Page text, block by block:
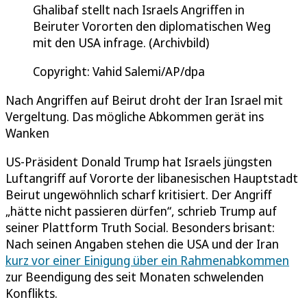
Ghalibaf stellt nach Israels Angriffen in
Beiruter Vororten den diplomatischen Weg
mit den USA infrage. (Archivbild)
Copyright: Vahid Salemi/AP/dpa
Nach Angriffen auf Beirut droht der Iran Israel mit
Vergeltung. Das mögliche Abkommen gerät ins
Wanken
US-Präsident Donald Trump hat Israels jüngsten
Luftangriff auf Vororte der libanesischen Hauptstadt
Beirut ungewöhnlich scharf kritisiert. Der Angriff
„hätte nicht passieren dürfen“, schrieb Trump auf
seiner Plattform Truth Social. Besonders brisant:
Nach seinen Angaben stehen die USA und der Iran
kurz vor einer Einigung über ein Rahmenabkommen
zur Beendigung des seit Monaten schwelenden
Konflikts.